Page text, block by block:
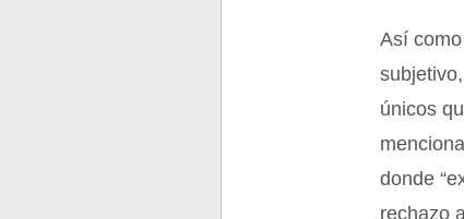
Así
únicos
donde
rechazo